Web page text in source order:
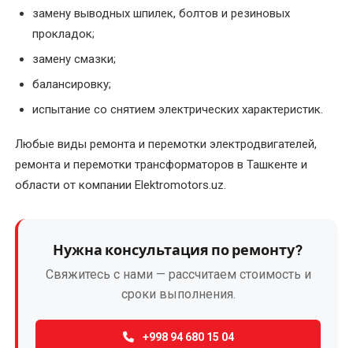
электродвигателя
однофазного
электродвигателя
ротора
электродвигателя
Перемотка
трансформаторов
замену выводных шпилек, болтов и резиновых
прокладок;
замену смазки;
балансировку;
испытание со снятием электрических характеристик.
Любые виды ремонта и перемотки электродвигателей,
ремонта и перемотки трансформаторов в Ташкенте и
области от компании Elektromotors.uz.
Нужна консультация по ремонту?
Свяжитесь с нами — рассчитаем стоимость и
сроки выполнения.
+998 94 680 15 04